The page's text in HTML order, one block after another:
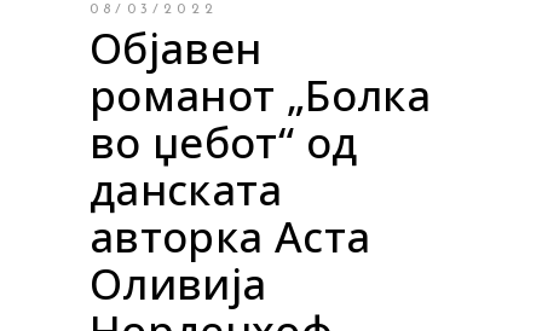
08/03/2022
Објавен
романот „Болка
во џебот“ од
данската
авторка Аста
Оливија